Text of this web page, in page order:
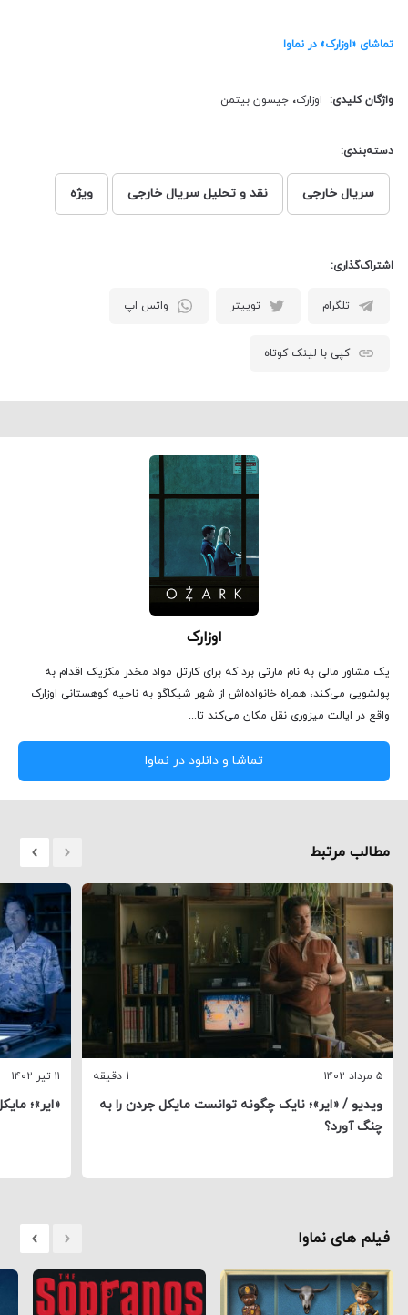
تماشای «اوزارک» در نماوا
واژگان کلیدی: اوزارک، جیسون بیتمن
دسته‌بندی:
سریال خارجی نقد و تحلیل سریال خارجی ویژه
اشتراک‌گذاری:
تلگرام توییتر واتس اپ
کپی با لینک کوتاه
اوزارک
یک مشاور مالی به نام مارتی برد که برای کارتل مواد مخدر مکزیک اقدام به
پولشویی می‌کند، همراه خانواده‌اش از شهر شیکاگو به ناحیه‌ کوهستانی اوزارک
واقع در ایالت میزوری نقل مکان می‌کند تا...
تماشا و دانلود در نماوا
مطالب مرتبط
۵ مرداد ۱۴۰۲ 1 دقیقه
ویدیو / «ایر»؛ نایک چگونه توانست مایکل جردن را به
چنگ آورد؟
۱۱ تیر ۱۴۰۲
«ایر»؛
فیلم های نماوا